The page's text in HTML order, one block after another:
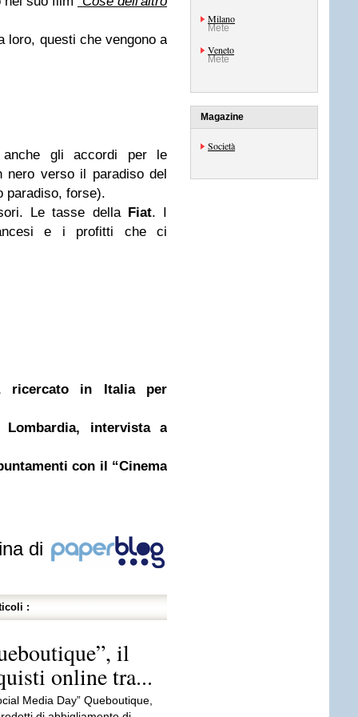
loro, questi che vengono a
anche gli accordi per le
verso il paradiso del
paradiso, forse).
Le tasse della Fiat. I
e i profitti che ci
ricercato in Italia per
intervista a
con il “Cinema
di
:
il
online tra...
Media Day” Queboutique,
Milano
Mete
Veneto
Mete
Magazine
Società